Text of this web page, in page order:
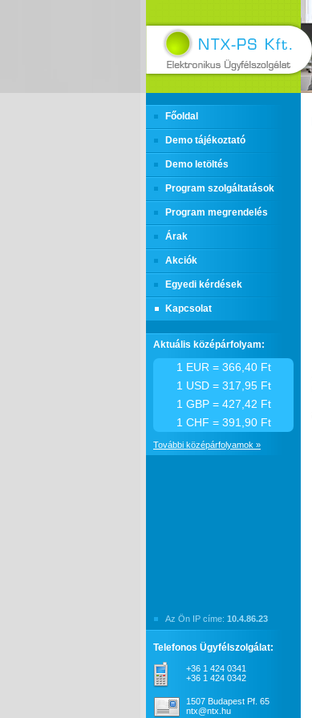
Főoldal
Demo tájékoztató
Demo letöltés
Program szolgáltatások
Program megrendelés
Árak
Akciók
Egyedi kérdések
Kapcsolat
Aktuális középárfolyam:
1 EUR = 366,40 Ft
1 USD = 317,95 Ft
1 GBP = 427,42 Ft
1 CHF = 391,90 Ft
További középárfolyamok »
Az Ön IP címe: 10.4.86.23
Telefonos Ügyfélszolgálat:
+36 1 424 0341
+36 1 424 0342
1507 Budapest Pf. 65
ntx@ntx.hu